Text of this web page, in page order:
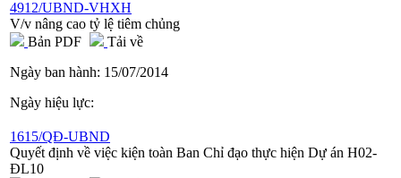
4912/UBND-VHXH
V/v nâng cao tỷ lệ tiêm chủng
Bản PDF
Tải về
Ngày ban hành: 15/07/2014
Ngày hiệu lực:
1615/QĐ-UBND
Quyết định về việc kiện toàn Ban Chỉ đạo thực hiện Dự án H02-
ĐL10